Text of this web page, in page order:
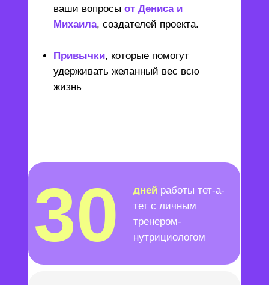
дней работы тет-а-
тет с личным
тренером-
нутрициологом
30
ваши вопросы от Дениса и
Михаила, создателей проекта.
Привычки, которые помогут
удерживать желанный вес всю
жизнь